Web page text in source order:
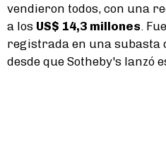
vendieron todos, con una
a los US$ 14,3 millones .
registrada en una subasta
desde que Sotheby's lanzó